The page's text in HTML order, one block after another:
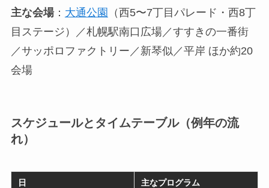
主な会場： 大通公園 （西5〜7丁目パレード・西8丁
目ステージ）／札幌駅南口広場／すすきの一番街
／サッポロファクトリー／新琴似／平岸 ほか約20
会場
スケジュールとタイムテーブル（例年の流
れ）
日 主なプログラム